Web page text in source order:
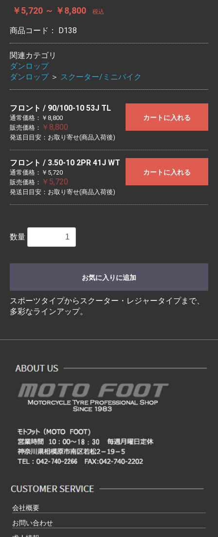
￥5,720 ～ ￥8,800 税込
商品コード： D138
関連カテゴリ
ダンロップ
ダンロップ ＞ スクーター/ミニバイク
フロント / 90/100-10 53J TL
通常価格：￥8,800
販売価格： ￥8,800
発送日目安：お取り寄せ(商品入荷後)
カートに入れる
フロント / 3.50-10 2PR 41J WT
通常価格：￥5,720
販売価格： ￥5,720
発送日目安：お取り寄せ(商品入荷後)
カートに入れる
数量
お気に入りに追加
スポーツタイプからスクーター・レジャータイプまで、
多彩なラインアップ。
会社概要
お問い合わせ